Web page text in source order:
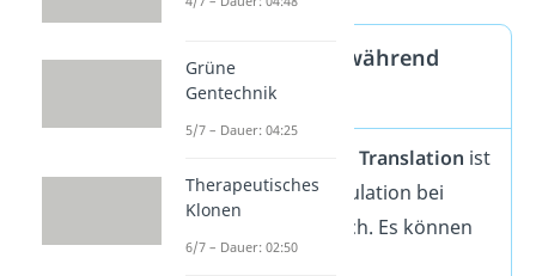
Genregulation während
Translation
derTranslation ist
noch eine Genregulation bei
Eukaryoten möglich. Es können
sich zum Beispiel
Grüne
Gentechnik
5/7 – Dauer: 04:25
Therapeutisches
Klonen
6/7 – Dauer: 02:50